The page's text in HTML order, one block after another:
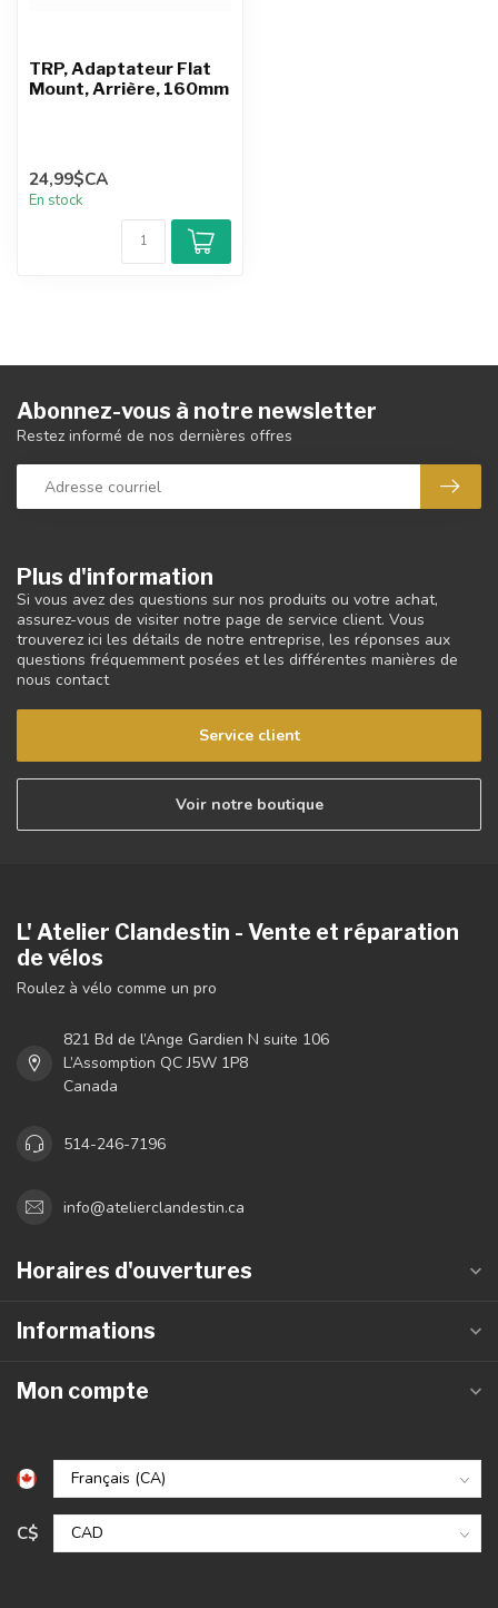
TRP, Adaptateur Flat
Mount, Arrière, 160mm
24,99$CA
En stock
Plus d'information
Si vous avez des questions sur nos produits ou votre achat,
assurez-vous de visiter notre page de service client. Vous
trouverez ici les détails de notre entreprise, les réponses aux
questions fréquemment posées et les différentes manières de
nous contact
Service client
Voir notre boutique
Abonnez-vous à notre newsletter
Restez informé de nos dernières offres
L' Atelier Clandestin - Vente et réparation
de vélos
Roulez à vélo comme un pro
821 Bd de l’Ange Gardien N suite 106
L’Assomption QC J5W 1P8
Canada
514-246-7196
info@atelierclandestin.ca
Horaires d'ouvertures
Informations
Mon compte
C$